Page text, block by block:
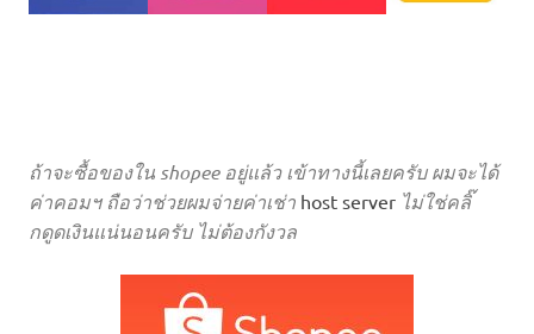
ถ้าจะซื้อของใน shopee อยู่แล้ว เข้าทางนี้เลยครับ ผมจะได้
ค่าคอมฯ ถือว่าช่วยผมจ่ายค่าเช่า host server ไม่ใช่คลิ๊
กดูดเงินแน่นอนครับ ไม่ต้องกังวล